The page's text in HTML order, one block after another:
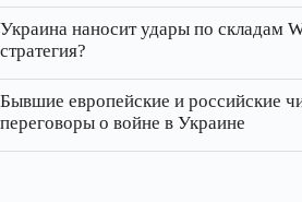
Украина наносит удары по складам
стратегия?
Бывшие европейские и российские
переговоры о войне в Украине